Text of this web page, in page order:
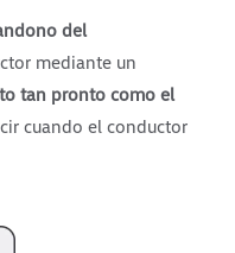
del
mediante un
tan pronto como el
cuando el conductor